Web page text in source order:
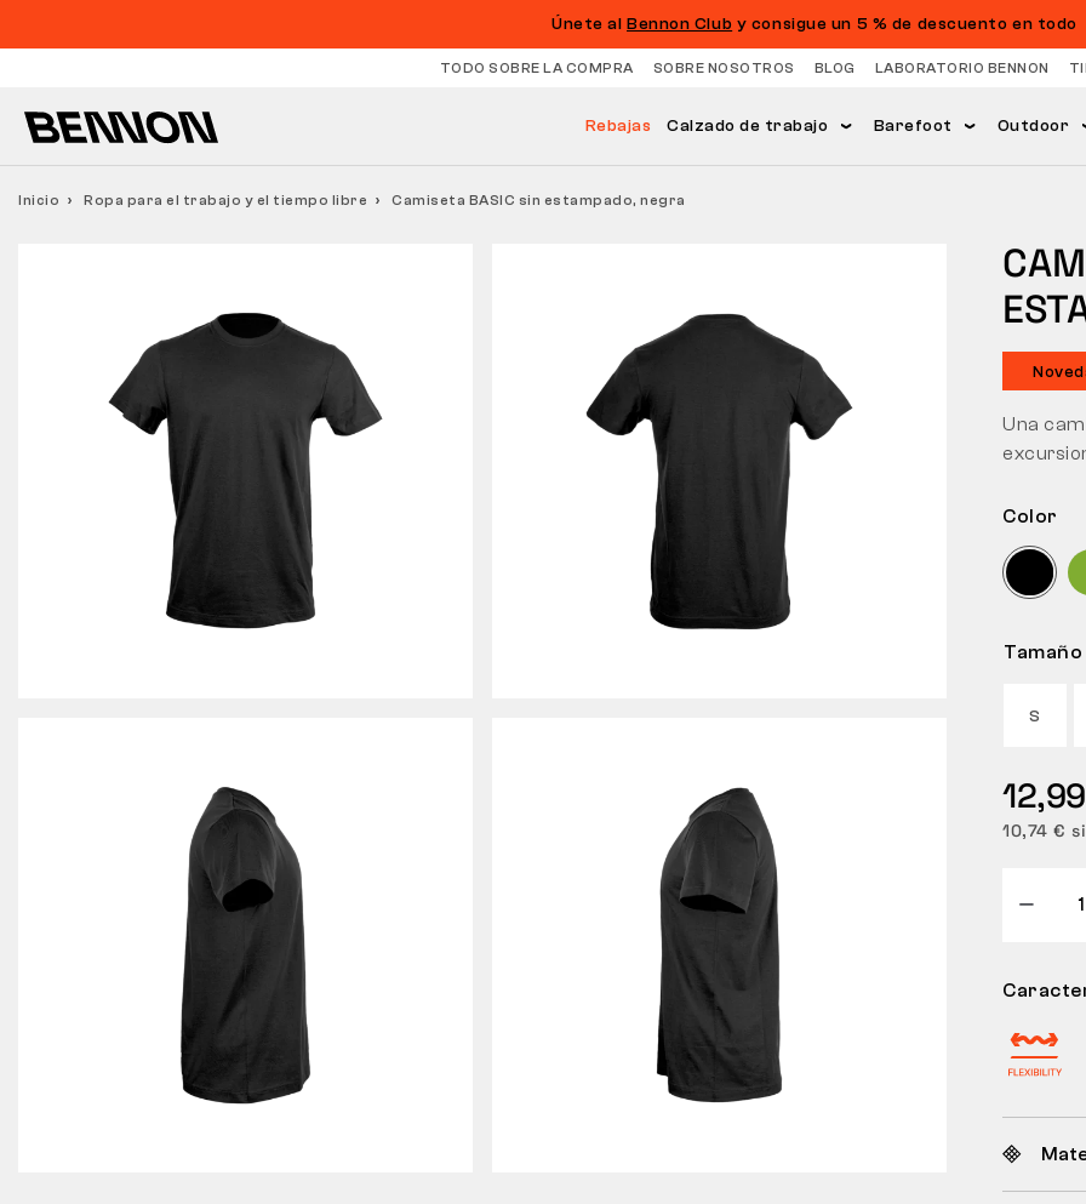
Únete alBennon Club y consigue un 5 % de descuento en todo
TODO SOBRE LA COMPRA SOBRE NOSOTROS BLOG LABORATORIO BENNON
Rebajas Calzado de trabajo Barefoot Outdoor
Inicio Ropa para el trabajo y el tiempo libre Camiseta BASIC sin estampado, negra
Color
Tamaño
S
10,74 €
Una